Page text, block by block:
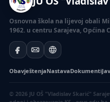
Osnovna škola na lijevoj obali
1962. u centru Sarajeva, Općina
ObavještenjaNastavaDokumenti
© 2026 JU OŠ "Vladislav Skarić"